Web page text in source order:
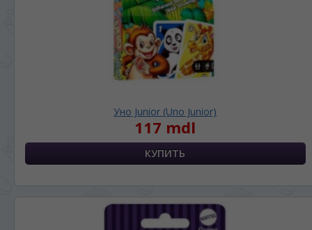
Уно Junior (Uno Junior)
117 mdl